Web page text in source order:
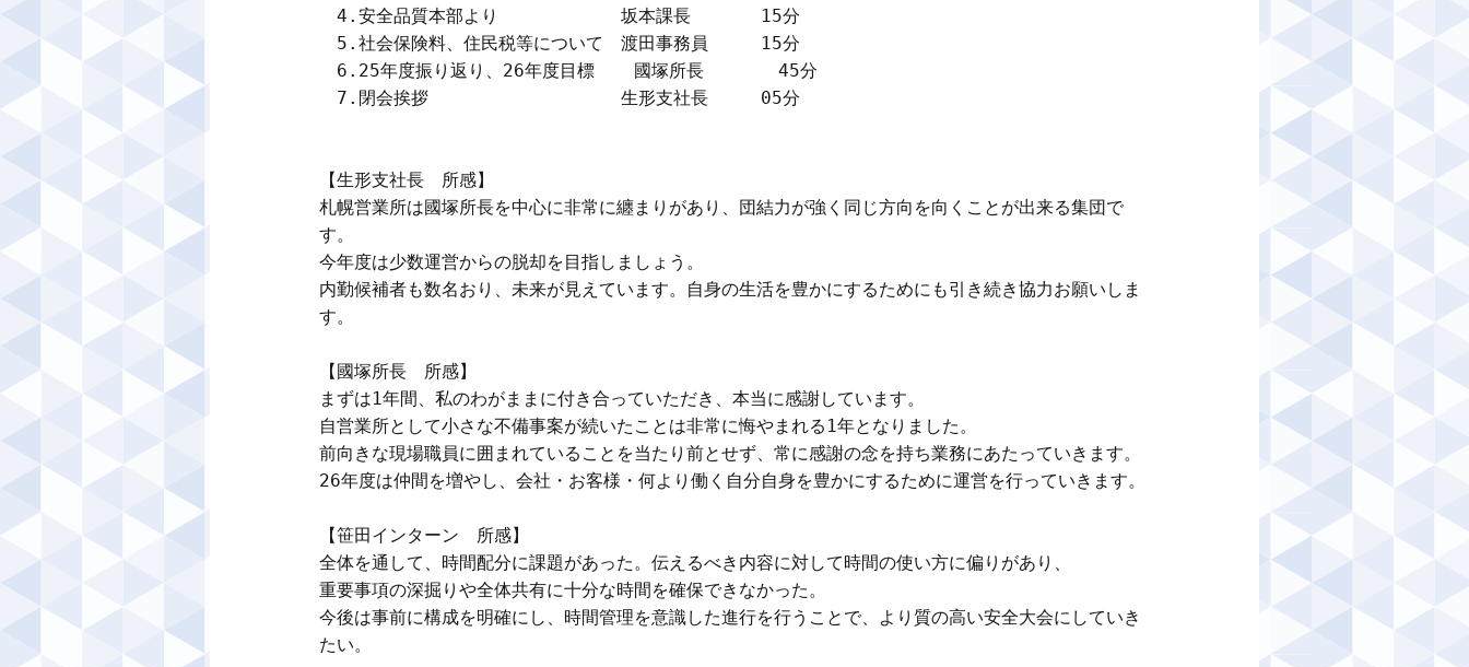
4.安全品質本部より　　　　　　　坂本課長　　　　15分
5.社会保険料、住民税等について　渡田事務員　　　15分
6.25年度振り返り、26年度目標　  國塚所長　　　  45分
7.閉会挨拶　　　　　　　　　　　生形支社長　　　05分
【生形支社長　所感】
札幌営業所は國塚所長を中心に非常に纏まりがあり、団結力が強く同じ方向を向くことが出来る集団で
す。
今年度は少数運営からの脱却を目指しましょう。
内勤候補者も数名おり、未来が見えています。自身の生活を豊かにするためにも引き続き協力お願いしま
す。
【國塚所長　所感】
まずは1年間、私のわがままに付き合っていただき、本当に感謝しています。
自営業所として小さな不備事案が続いたことは非常に悔やまれる1年となりました。
前向きな現場職員に囲まれていることを当たり前とせず、常に感謝の念を持ち業務にあたっていきます。
26年度は仲間を増やし、会社・お客様・何より働く自分自身を豊かにするために運営を行っていきます。
【笹田インターン　所感】
全体を通して、時間配分に課題があった。伝えるべき内容に対して時間の使い方に偏りがあり、
重要事項の深掘りや全体共有に十分な時間を確保できなかった。
今後は事前に構成を明確にし、時間管理を意識した進行を行うことで、より質の高い安全大会にしていき
たい。